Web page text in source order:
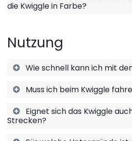
die Kwiggle in Farbe?
Nutzung
Wie schnell kann ich mit
Muss ich beim Kwiggle
Eignet sich das Kwiggle
Strecken?